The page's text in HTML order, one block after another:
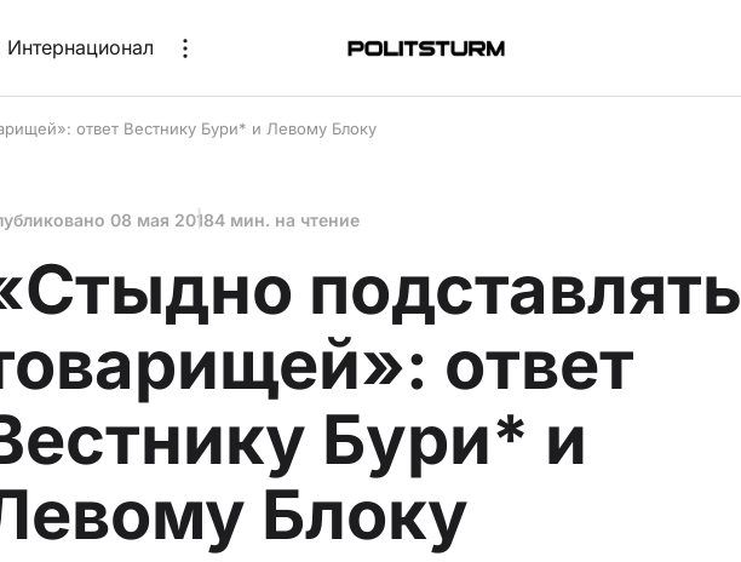
Интернационал
ответ Вестнику Бури* и Левому Блоку
08 мая 20184 мин. на чтение
подставлять
ответ
Бури* и
Блоку